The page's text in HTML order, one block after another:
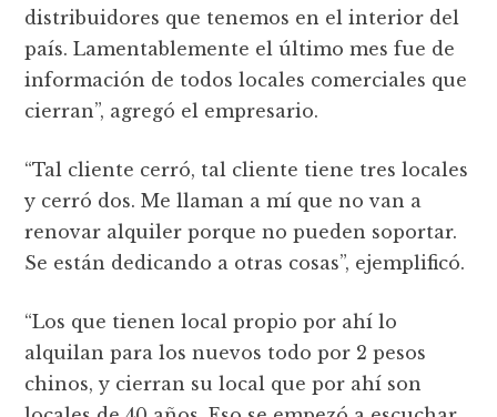
distribuidores que tenemos en el interior del
país. Lamentablemente el último mes fue de
información de todos locales comerciales que
cierran”, agregó el empresario.
“Tal cliente cerró, tal cliente tiene tres locales
y cerró dos. Me llaman a mí que no van a
renovar alquiler porque no pueden soportar.
Se están dedicando a otras cosas”, ejemplificó.
“Los que tienen local propio por ahí lo
alquilan para los nuevos todo por 2 pesos
chinos, y cierran su local que por ahí son